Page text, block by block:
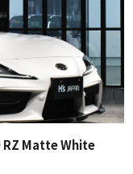
RZ Matte White